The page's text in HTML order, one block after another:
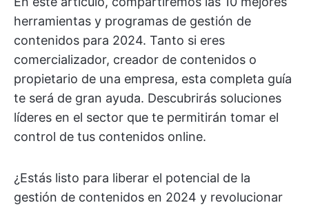
herramientas y programas de gestión de
contenidos para 2024. Tanto si eres
comercializador, creador de contenidos o
propietario de una empresa, esta completa guía
te será de gran ayuda. Descubrirás soluciones
líderes en el sector que te permitirán tomar el
control de tus contenidos online.
¿Estás listo para liberar el potencial de la
gestión de contenidos en 2024 y revolucionar